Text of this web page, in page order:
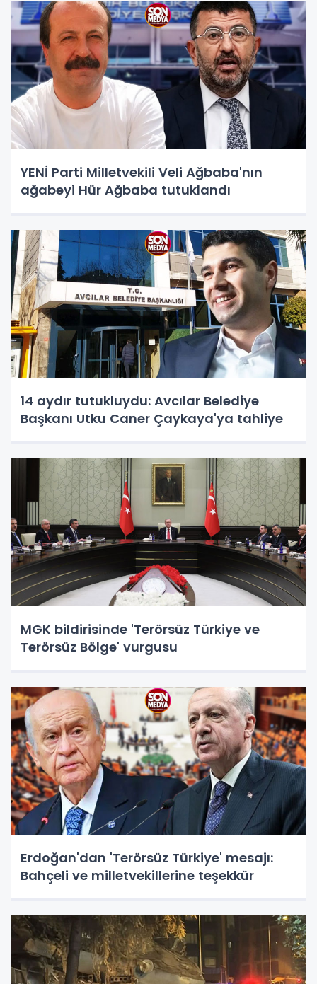
YENİ Parti Milletvekili Veli Ağbaba'nın
ağabeyi Hür Ağbaba tutuklandı
14 aydır tutukluydu: Avcılar Belediye
Başkanı Utku Caner Çaykaya'ya tahliye
MGK bildirisinde 'Terörsüz Türkiye ve
Terörsüz Bölge' vurgusu
Erdoğan'dan 'Terörsüz Türkiye' mesajı:
Bahçeli ve milletvekillerine teşekkür